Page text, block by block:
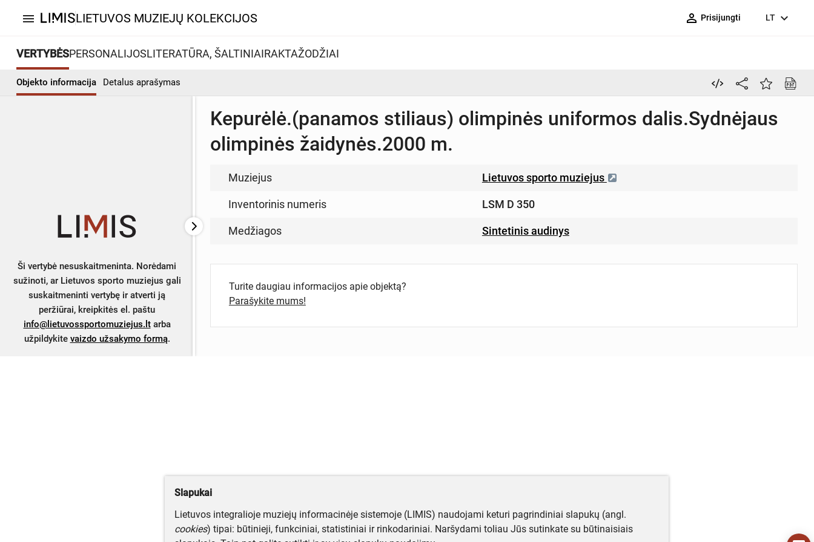
menu LIETUVOS MUZIEJŲ KOLEKCIJOS person_outline Prisijungti LT expand_more
VERTYBĖSPERSONALIJOSLITERATŪRA, ŠALTINIAIRAKTAŽODŽIAI
Objekto informacija Detalus aprašymas
Ši vertybė nesuskaitmeninta. Norėdami
sužinoti, ar Lietuvos sporto muziejus gali
suskaitmeninti vertybę ir atverti ją
peržiūrai, kreipkitės el. paštu
info@lietuvossportomuziejus.ltarba
užpildykite vaizdo užsakymo formą.
Kepurėlė.(panamos stiliaus) olimpinės uniformos dalis.Sydnėjaus
olimpinės žaidynės.2000 m.
Muziejus Lietuvos sporto muziejus
Inventorinis numeris LSM D 350
Medžiagos Sintetinis audinys
Turite daugiau informacijos apie objektą?
Parašykite mums!
Slapukai
Lietuvos integralioje muziejų informacinėje sistemoje (LIMIS) naudojami keturi pagrindiniai slapukų (angl.
cookies) tipai: būtinieji, funkciniai, statistiniai ir rinkodariniai. Naršydami toliau Jūs sutinkate su būtinaisiais